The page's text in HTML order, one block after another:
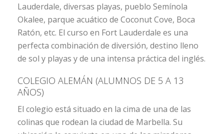
Lauderdale, diversas playas, pueblo Semínola
Okalee, parque acuático de Coconut Cove, Boca
Ratón, etc. El curso en Fort Lauderdale es una
perfecta combinación de diversión, destino lleno
de sol y playas y de una intensa práctica del inglés.
COLEGIO ALEMÁN (ALUMNOS DE 5 A 13
AÑOS)
El colegio está situado en la cima de una de las
colinas que rodean la ciudad de Marbella. Su